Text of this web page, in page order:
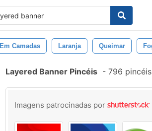
Em Camadas Laranja Queimar
Layered Banner Pincéis - 796
Imagens patrocinadas por